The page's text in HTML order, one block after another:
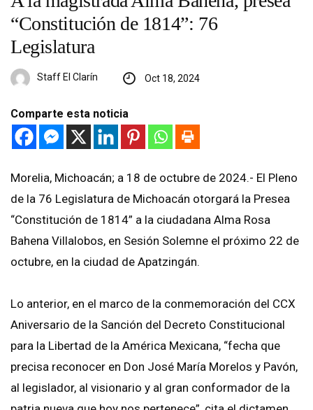
“Constitución de 1814”: 76
Legislatura
Staff El Clarín Oct 18, 2024
Comparte esta noticia
Morelia, Michoacán; a 18 de octubre de 2024.- El Pleno
de la 76 Legislatura de Michoacán otorgará la Presea
“Constitución de 1814” a la ciudadana Alma Rosa
Bahena Villalobos, en Sesión Solemne el próximo 22 de
octubre, en la ciudad de Apatzingán.
Lo anterior, en el marco de la conmemoración del CCX
Aniversario de la Sanción del Decreto Constitucional
para la Libertad de la América Mexicana, “fecha que
precisa reconocer en Don José María Morelos y Pavón,
al legislador, al visionario y al gran conformador de la